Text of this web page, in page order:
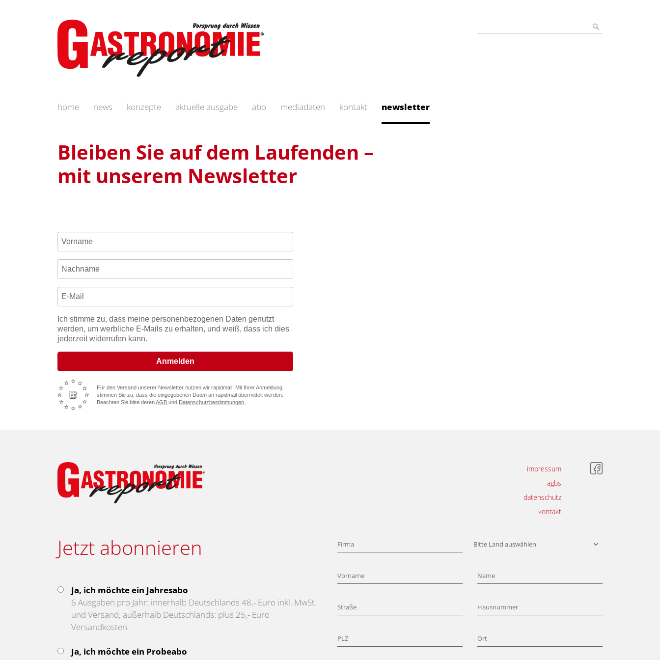
home news konzepte aktuelle ausgabe abo mediadaten kontakt newsletter
Bleiben Sie auf dem Laufenden –
mit unserem Newsletter
Ich stimme zu, dass meine personenbezogenen Daten genutzt
werden, um werbliche E-Mails zu erhalten, und weiß, dass ich dies
jederzeit widerrufen kann.
Anmelden
Für den Versand unserer Newsletter nutzen wir rapidmail. Mit Ihrer Anmeldung
stimmen Sie zu, dass die eingegebenen Daten an rapidmail übermittelt werden.
Beachten Sie bitte derenAGB und Datenschutzbestimmungen
impressum
agbs
datenschutz
kontakt
Jetzt abonnieren
Ja, ich möchte ein Jahresabo
6 Ausgaben pro Jahr: innerhalb Deutschlands 48,- Euro inkl. MwSt.
und Versand, außerhalb Deutschlands: plus 25,- Euro
Versandkosten
Ja, ich möchte ein Probeabo